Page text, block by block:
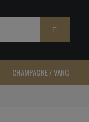
CHAMPAGNE / VANG